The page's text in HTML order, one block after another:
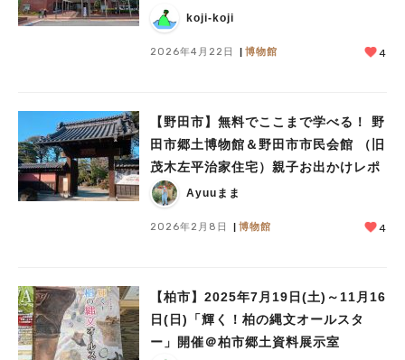
koji-koji
2026年4月22日 博物館 4
【野田市】無料でここまで学べる！ 野
田市郷土博物館＆野田市市民会館 （旧
茂木左平治家住宅）親子お出かけレポ
Ayuuまま
2026年2月8日 博物館 4
【柏市】2025年7月19日(土)～11月16
日(日)「輝く！柏の縄文オールスタ
ー」開催＠柏市郷土資料展示室